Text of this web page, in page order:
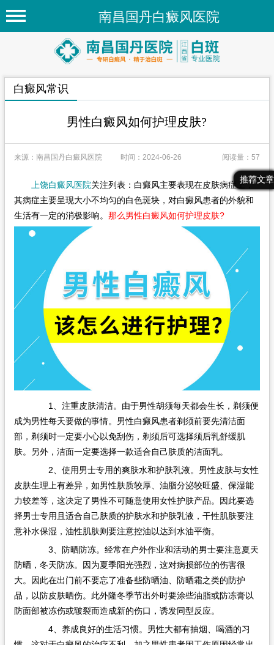
南昌国丹白癜风医院
首页
医院新闻
专家团队
先进技术
白癜风常识
白癜风人群
白癜风部位
在线问诊
最新文章
热门文章
推荐文章
白癜风常识
男性白癜风如何护理皮肤?
来源：南昌国丹白癜风医院 时间：2024-06-26 阅读量：57
上饶白癜风医院关注列表：白癜风主要表现在皮肤病症上，
其病症主要呈现大小不均匀的白色斑块，对白癜风患者的外貌和
生活有一定的消极影响。 那么男性白癜风如何护理皮肤?
1、注重皮肤清洁。由于男性胡须每天都会生长，剃须便
成为男性每天要做的事情。男性白癜风患者剃须前要先清洁面
部，剃须时一定要小心以免刮伤，剃须后可选择须后乳舒缓肌
肤。另外，洁面一定要选择一款适合自己肤质的洁面乳。
2、使用男士专用的爽肤水和护肤乳液。男性皮肤与女性
皮肤生理上有差异，如男性肤质较厚、油脂分泌较旺盛、保湿能
力较差等，这决定了男性不可随意使用女性护肤产品。因此要选
择男士专用且适合自己肤质的护肤水和护肤乳液，干性肌肤要注
意补水保湿，油性肌肤则要注意控油以达到水油平衡。
3、防晒防冻。经常在户外作业和活动的男士要注意夏天
防晒，冬天防冻。因为夏季阳光强烈，这对病损部位的伤害很
大。因此在出门前不要忘了准备些防晒油、防晒霜之类的防护
品，以防皮肤晒伤。此外隆冬季节出外时要涂些油脂或防冻膏以
防面部被冻伤或皲裂而造成新的伤口，诱发同型反应。
4、养成良好的生活习惯。男性大都有抽烟、喝酒的习